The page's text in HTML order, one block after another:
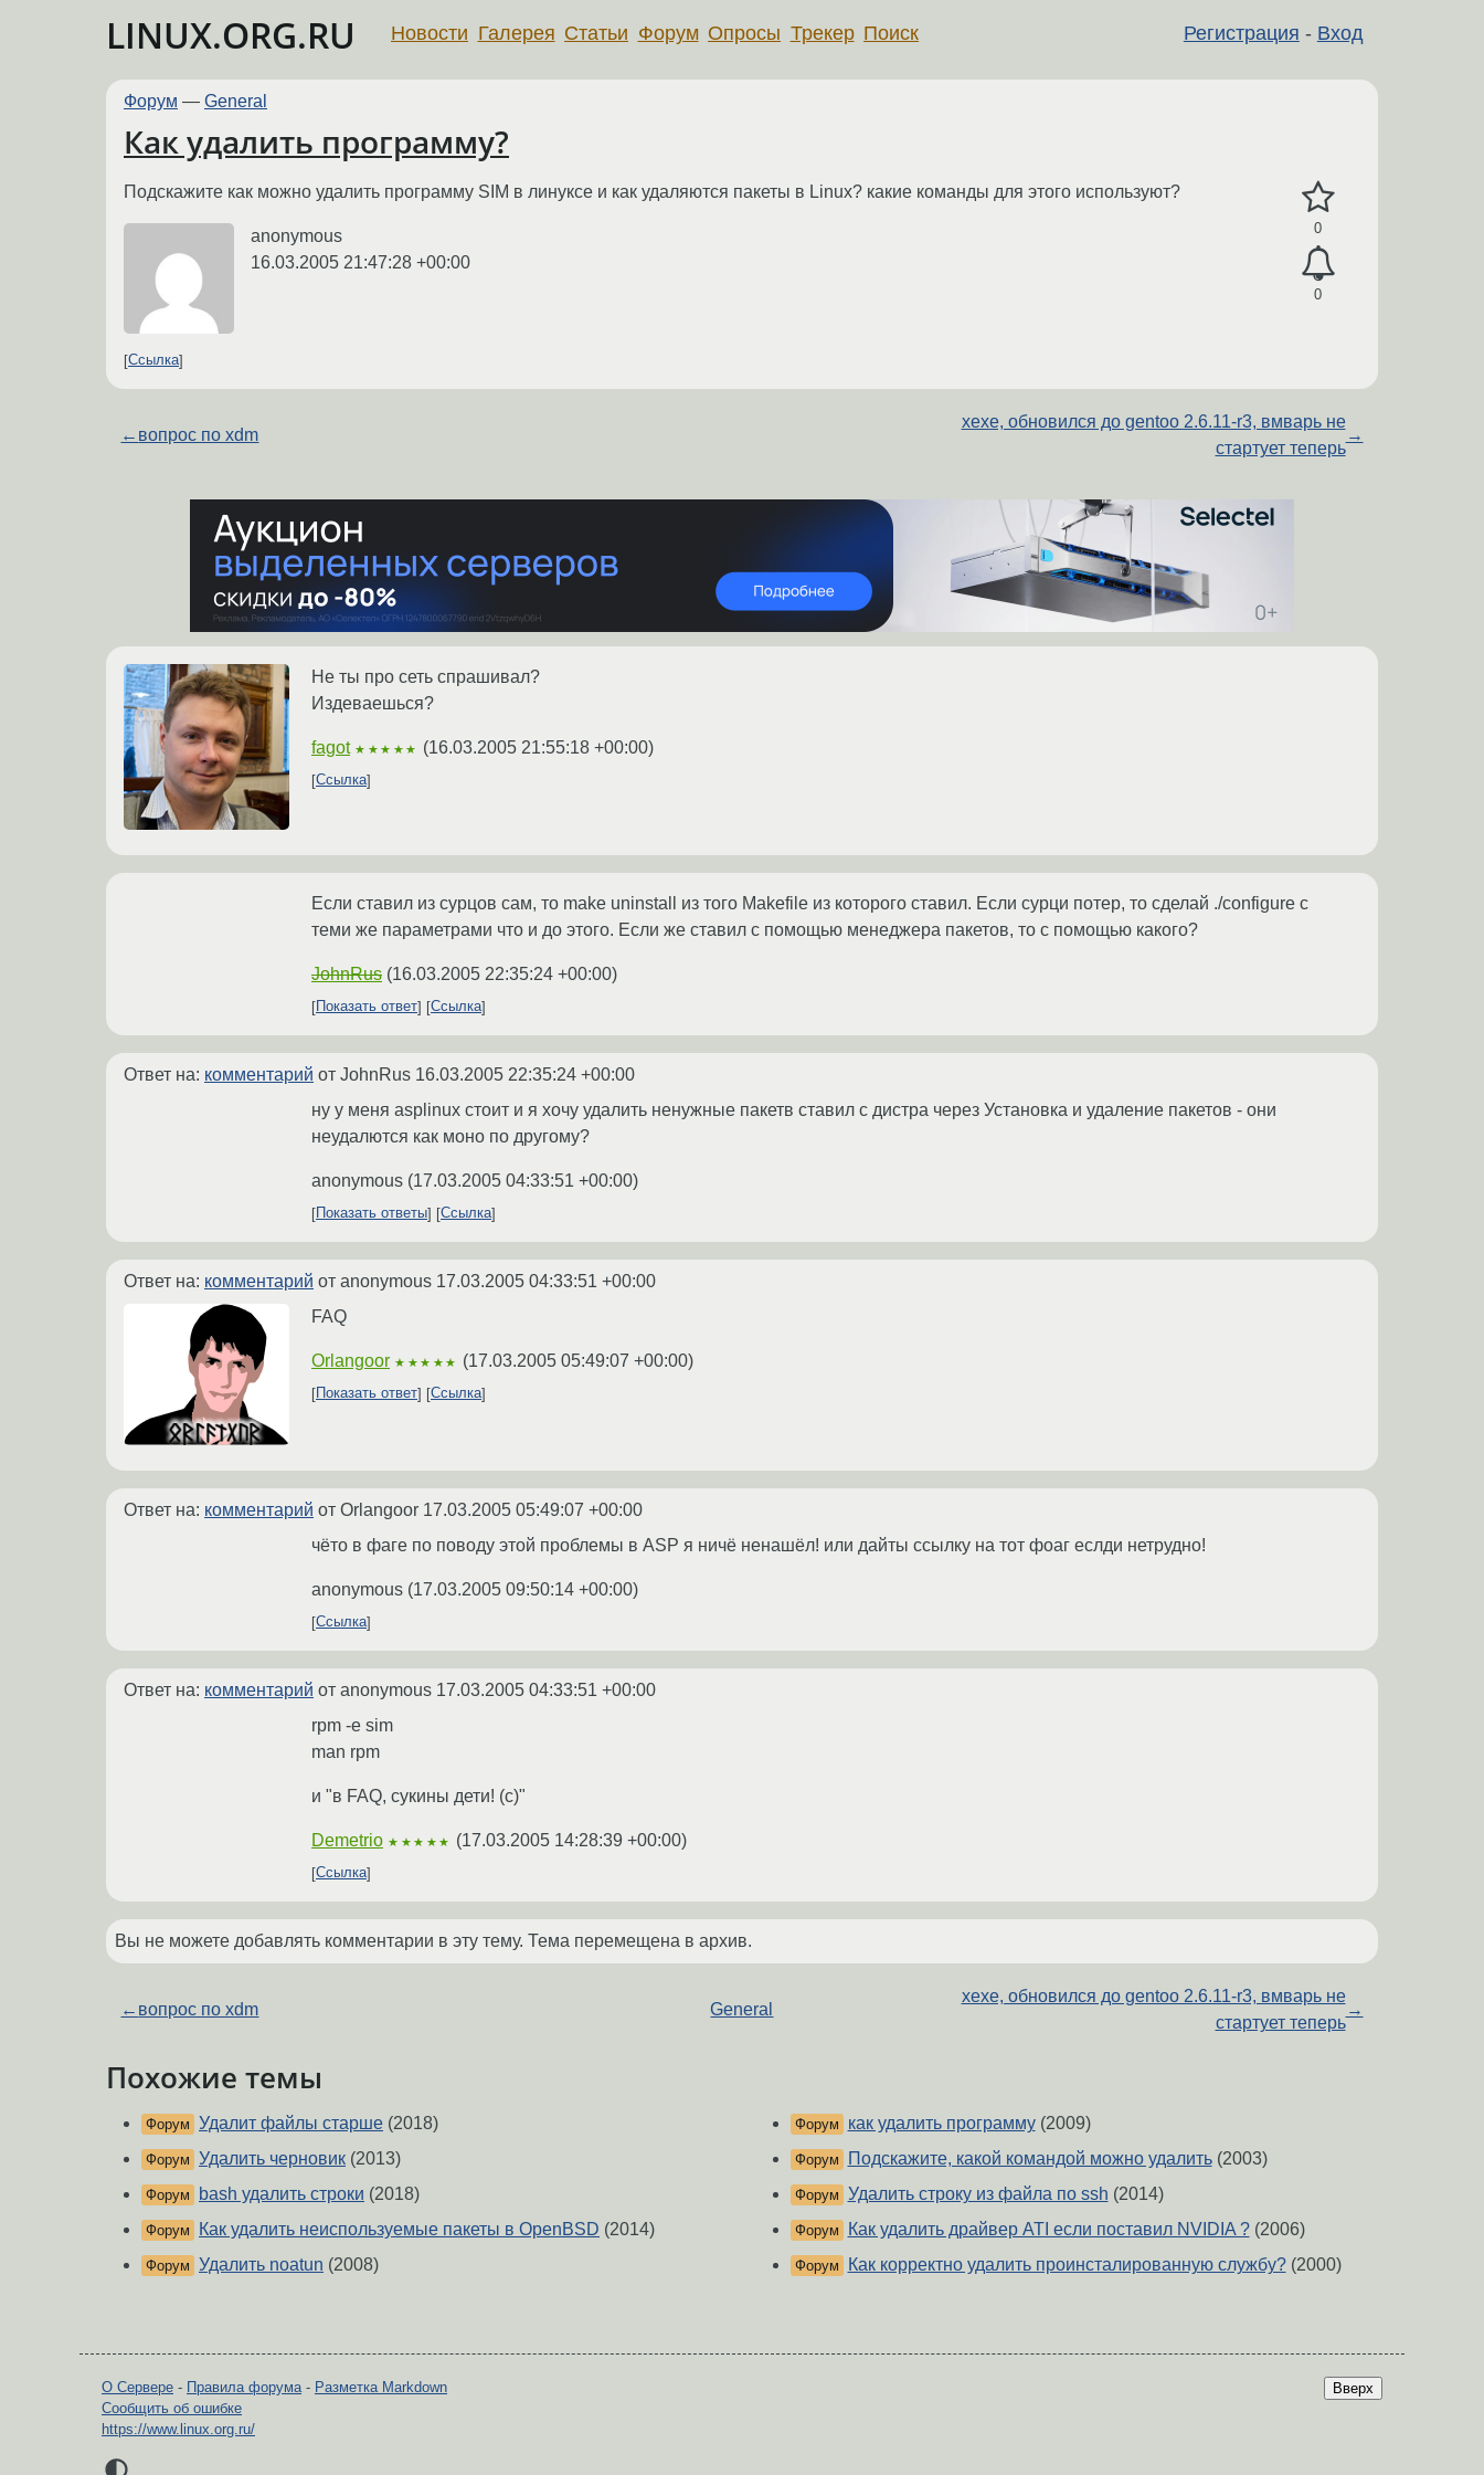
LINUX.ORG.RU Регистрация - Вход
Новости Галерея Статьи Форум Опросы Трекер Поиск
Форум — General
Как удалить программу?
0
0
Подскажите как можно удалить программу SIM в линуксе и как удаляются пакеты в Linux? какие команды для этого используют?
anonymous
16.03.2005 21:47:28 +00:00
Ссылка
← вопрос по xdm
xexe, обновился до gentoo 2.6.11-r3, вмварь не
стартует теперь
→
Не ты про сеть спрашивал?
Издеваешься?
fagot ★★★★★ (16.03.2005 21:55:18 +00:00)
Ссылка
Если ставил из сурцов сам, то make uninstall из того Makefile из которого ставил. Если сурци потер, то сделай ./configure с
теми же параметрами что и до этого. Если же ставил с помощью менеджера пакетов, то с помощью какого?
JohnRus (16.03.2005 22:35:24 +00:00)
Показать ответ Ссылка
Ответ на: комментарий от JohnRus 16.03.2005 22:35:24 +00:00
ну у меня asplinux стоит и я хочу удалить ненужные пакетв ставил с дистра через Установка и удаление пакетов - они
неудалются как моно по другому?
anonymous (17.03.2005 04:33:51 +00:00)
Показать ответы Ссылка
Ответ на: комментарий от anonymous 17.03.2005 04:33:51 +00:00
FAQ
Orlangoor ★★★★★ (17.03.2005 05:49:07 +00:00)
Показать ответ Ссылка
Ответ на: комментарий от Orlangoor 17.03.2005 05:49:07 +00:00
чёто в фаге по поводу этой проблемы в ASP я ничё ненашёл! или дайты ссылку на тот фоаг еслди нетрудно!
anonymous (17.03.2005 09:50:14 +00:00)
Ссылка
Ответ на: комментарий от anonymous 17.03.2005 04:33:51 +00:00
rpm -e sim
man rpm
и "в FAQ, сукины дети! (c)"
Demetrio ★★★★★ (17.03.2005 14:28:39 +00:00)
Ссылка
Вы не можете добавлять комментарии в эту тему. Тема перемещена в архив.
← вопрос по xdm General
xexe, обновился до gentoo 2.6.11-r3, вмварь не
стартует теперь
→
Похожие темы
Форум Удалит файлы старше (2018)
Форум Удалить черновик (2013)
Форум bash удалить строки (2018)
Форум Как удалить неиспользуемые пакеты в OpenBSD (2014)
Форум Удалить noatun (2008)
Форум как удалить программу(2009)
Форум Подскажите, какой командой можно удалить(2003)
Форум Удалить строку из файла по ssh (2014)
Форум Как удалить драйвер ATI если поставил NVIDIA ?(2006)
Форум Как корректно удалить проинсталированную службу?(2000)
Вверх
О Сервере - Правила форума- Разметка Markdown
Сообщить об ошибке
https://www.linux.org.ru/